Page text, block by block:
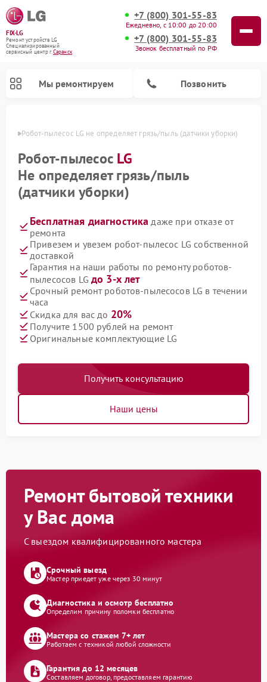
FIX-LG
Ремонт устройств LG
Специализированный
cервисный центр г.Саранск
+7 (800) 301-55-83
Ежедневно, с 10:00 до 20:00
+7 (800) 301-55-83
Звонок бесплатный по РФ
Мы ремонтируем Позвонить
Робот-пылесос LG не определяет грязь/пыль (датчики уборки)
Робот-пылесос LG
Не определяет грязь/пыль
(датчики уборки)
Бесплатная диагностика даже при отказе от
ремонта
Привезем и увезем робот-пылесос LG собственной
доставкой
Гарантия на наши работы по ремонту роботов-
пылесосов LG до 3-х лет
Срочный ремонт роботов-пылесосов LG в течении
часа
Скидка для вас до 20%
Получите 1500 рублей на ремонт
Оригинальные комплектующие LG
Получить консультацию
Наши цены
Ремонт бытовой техники
у Вас дома
С выездом квалифицированного мастера
Срочный выезд
Мастер приедет уже через 30 минут
Диагностика и осмотр бесплатно
Определим причину поломки бесплатно
Мастера со стажем 7+ лет
Работаем с техникой любой сложности
Гарантия до 12 месяцев
Составляем договор, предоставляем гарантию